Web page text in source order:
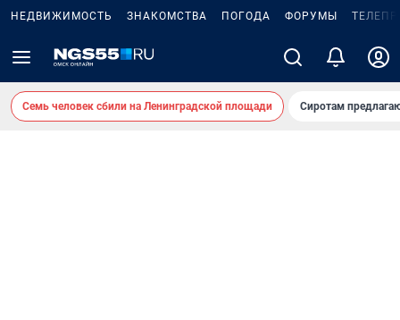
НЕДВИЖИМОСТЬ ЗНАКОМСТВА ПОГОДА ФОРУМЫ
Семь человек сбили на Ленинградской площади Сиротам